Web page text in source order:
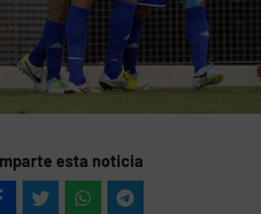
esta noticia